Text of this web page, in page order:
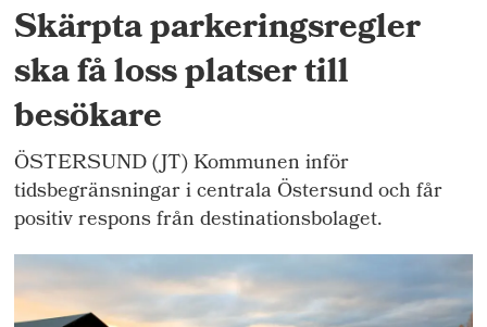
Skärpta parkeringsregler
ska få loss platser till
besökare
ÖSTERSUND (JT) Kommunen inför
tidsbegränsningar i centrala Östersund och får
positiv respons från destinationsbolaget.